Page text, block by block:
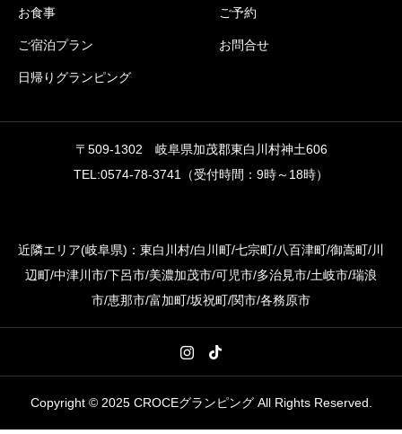
お食事
ご宿泊プラン
日帰りグランピング
ご予約
お問合せ
〒509-1302 岐阜県加茂郡東白川村神土606
TEL:0574-78-3741（受付時間：9時～18時）
近隣エリア(岐阜県)：東白川村/白川町/七宗町/八百津町/御嵩町/川
辺町/中津川市/下呂市/美濃加茂市/可児市/多治見市/土岐市/瑞浪
市/恵那市/富加町/坂祝町/関市/各務原市
Copyright © 2025 CROCEグランピング All Rights Reserved.